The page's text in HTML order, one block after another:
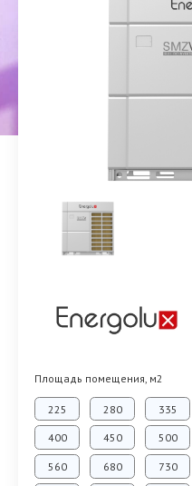
Площадь помещения, м2
225 280 335
400 450 500
560 680 730